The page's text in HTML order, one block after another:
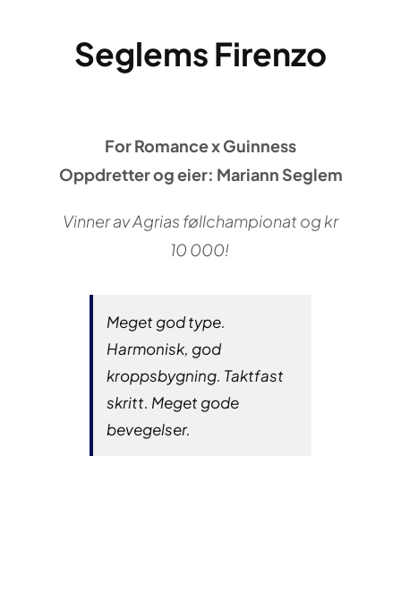
Seglems Firenzo
For Romance x Guinness
Oppdretter og eier: Mariann Seglem
Vinner av Agrias føllchampionat og kr
10 000!
Meget god type.
Harmonisk, god
kroppsbygning. Taktfast
skritt. Meget gode
bevegelser.